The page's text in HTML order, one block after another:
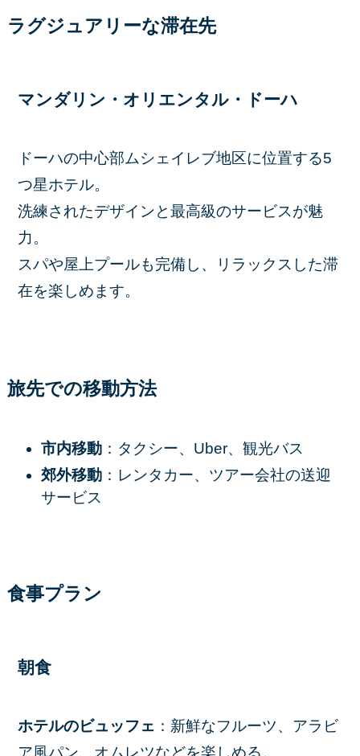
ラグジュアリーな滞在先
マンダリン・オリエンタル・ドーハ
ドーハの中心部ムシェイレブ地区に位置する5
つ星ホテル。
洗練されたデザインと最高級のサービスが魅
力。
スパや屋上プールも完備し、リラックスした滞
在を楽しめます。
旅先での移動方法
市内移動：タクシー、Uber、観光バス
郊外移動：レンタカー、ツアー会社の送迎
サービス
食事プラン
朝食
ホテルのビュッフェ ：新鮮なフルーツ、アラビ
ア風パン、オムレツなどを楽しめる。